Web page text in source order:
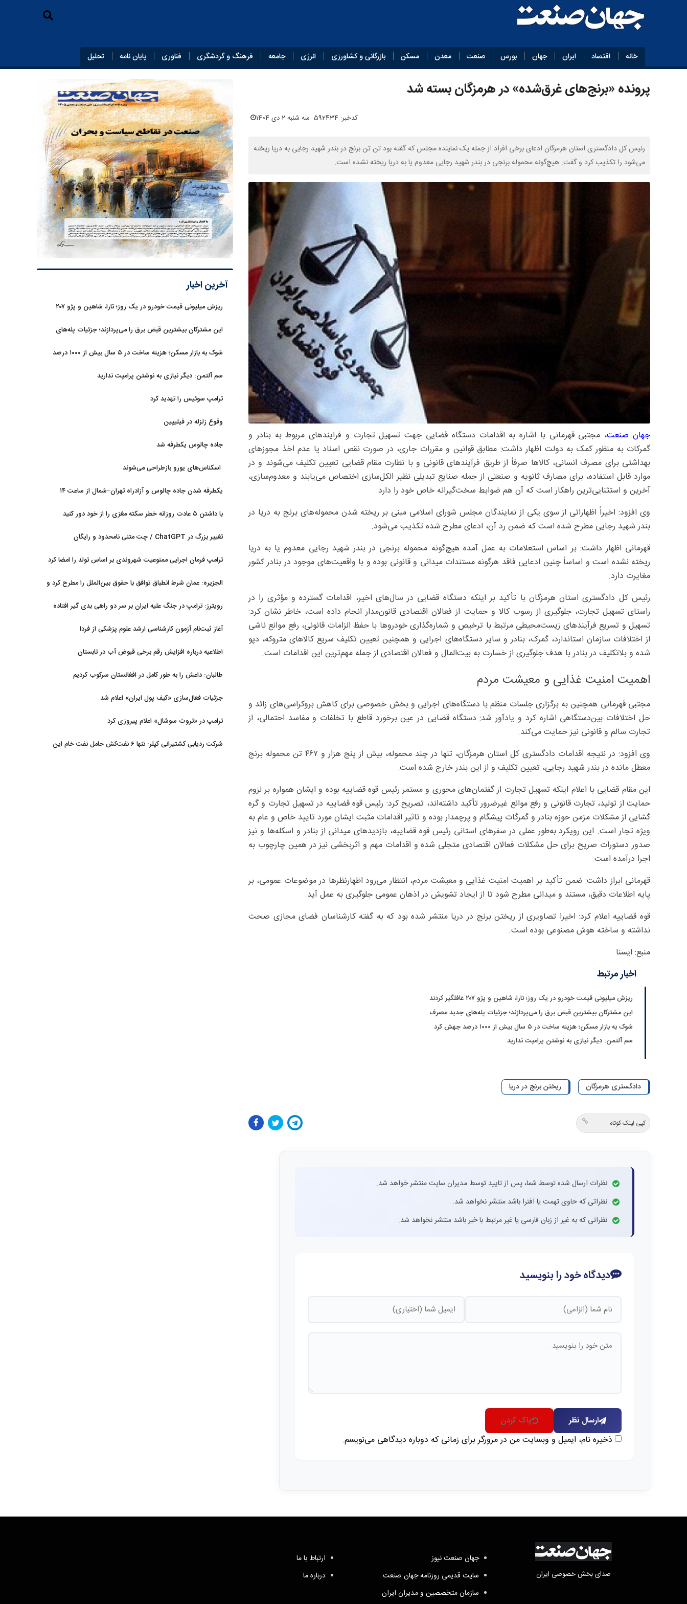
خانه اقتصاد ایران جهان بورس صنعت معدن مسکن بازرگانی و کشاورزی انرژی جامعه فرهنگ و گردشگری فناوری پایان‌ نامه تحلیل
پرونده «برنج‌های غرق‌شده» در هرمزگان بسته شد
کدخبر: 592434 سه شنبه 2 دی 1404
رئیس کل دادگستری استان هرمزگان ادعای برخی افراد از جمله یک نماینده مجلس که گفته بود تن تن برنج در بندر شهید رجایی به دریا ریخته
می‌شود را تکذیب کرد و گفت: هیچ‌گونه محموله برنجی در بندر شهید رجایی معدوم یا به دریا ریخته نشده است.
جهان صنعت، مجتبی قهرمانی با اشاره به اقدامات دستگاه قضایی جهت تسهیل تجارت و فرایندهای مربوط به بنادر و
گمرکات به منظور کمک به دولت اظهار داشت: مطابق قوانین و مقررات جاری، در صورت نقص اسناد یا عدم اخذ مجوزهای
بهداشتی برای مصرف انسانی، کالاها صرفاً از طریق فرآیندهای قانونی و با نظارت مقام قضایی تعیین تکلیف می‌شوند و در
موارد قابل استفاده، برای مصارف ثانویه و صنعتی از جمله صنایع تبدیلی نظیر الکل‌سازی اختصاص می‌یابند و معدوم‌سازی،
آخرین و استثنایی‌ترین راهکار است که آن هم ضوابط سخت‌گیرانه خاص خود را دارد.
وی افزود: اخیراً اظهاراتی از سوی یکی از نمایندگان مجلس شورای اسلامی مبنی بر ریخته شدن محموله‌های برنج به دریا در
بندر شهید رجایی مطرح شده است که ضمن رد آن، ادعای مطرح شده تکذیب می‌شود.
قهرمانی اظهار داشت: بر اساس استعلامات به عمل آمده هیچ‌گونه محموله برنجی در بندر شهید رجایی معدوم یا به دریا
ریخته نشده است و اساساً چنین ادعایی فاقد هرگونه مستندات میدانی و قانونی بوده و با واقعیت‌های موجود در بنادر کشور
مغایرت دارد.
رئیس کل دادگستری استان هرمزگان با تأکید بر اینکه دستگاه قضایی در سال‌های اخیر، اقدامات گسترده و مؤثری را در
راستای تسهیل تجارت، جلوگیری از رسوب کالا و حمایت از فعالان اقتصادی قانون‌مدار انجام داده است، خاطر نشان کرد:
تسهیل و تسریع فرآیندهای زیست‌محیطی مرتبط با ترخیص و شماره‌گذاری خودروها با حفظ الزامات قانونی، رفع موانع ناشی
از اختلافات سازمان استاندارد، گمرک، بنادر و سایر دستگاه‌های اجرایی و همچنین تعیین تکلیف سریع کالاهای متروکه، دپو
شده و بلاتکلیف در بنادر با هدف جلوگیری از خسارت به بیت‌المال و فعالان اقتصادی از جمله مهم‌ترین این اقدامات است.
اهمیت امنیت غذایی و معیشت مردم
مجتبی قهرمانی همچنین به برگزاری جلسات منظم با دستگاه‌های اجرایی و بخش خصوصی برای کاهش بروکراسی‌های زائد و
حل اختلافات بین‌دستگاهی اشاره کرد و یادآور شد: دستگاه قضایی در عین برخورد قاطع با تخلفات و مفاسد احتمالی، از
تجارت سالم و قانونی نیز حمایت می‌کند.
وی افزود: در نتیجه اقدامات دادگستری کل استان هرمزگان، تنها در چند محموله، بیش از پنج هزار و ۴۶۷ تن محموله برنج
معطل مانده در بندر شهید رجایی، تعیین تکلیف و از این بندر خارج شده است.
این مقام قضایی با اعلام اینکه تسهیل تجارت از گفتمان‌های محوری و مستمر رئیس قوه قضاییه بوده و ایشان همواره بر لزوم
حمایت از تولید، تجارت قانونی و رفع موانع غیرضرور تأکید داشته‌اند، تصریح کرد: رئیس قوه قضاییه در تسهیل تجارت و گره
گشایی از مشکلات مزمن حوزه بنادر و گمرگات پیشگام و پرچمدار بوده و تاثیر اقدامات مثبت ایشان مورد تایید خاص و عام به
ویژه تجار است. این رویکرد به‌طور عملی در سفرهای استانی رئیس قوه قضاییه، بازدیدهای میدانی از بنادر و اسکله‌ها و نیز
صدور دستورات صریح برای حل مشکلات فعالان اقتصادی متجلی شده و اقدامات مهم و اثربخشی نیز در همین چارچوب به
اجرا درآمده است.
قهرمانی ابراز داشت: ضمن تأکید بر اهمیت امنیت غذایی و معیشت مردم، انتظار می‌رود اظهارنظرها در موضوعات عمومی، بر
پایه اطلاعات دقیق، مستند و میدانی مطرح شود تا از ایجاد تشویش در اذهان عمومی جلوگیری به عمل آید.
قوه قضاییه اعلام کرد: اخیرا تصاویری از ریختن برنج در دریا منتشر شده بود که به گفته کارشناسان فضای مجازی صحت
نداشته و ساخته هوش مصنوعی بوده است.
منبع: ایسنا
اخبار مرتبط
ریزش میلیونی قیمت خودرو در یک روز؛ تارا، شاهین و پژو ۲۰۷ غافلگیر کردند
این مشترکان بیشترین قبض برق را می‌پردازند؛ جزئیات پله‌های جدید مصرف
شوک به بازار مسکن؛ هزینه ساخت در ۵ سال بیش از ۱۰۰۰ درصد جهش کرد
سم آلتمن: دیگر نیازی به نوشتن پرامپت ندارید
دادگستری هرمزگان ریختن برنج در دریا
کپی لینک کوتاه
نظرات ارسال شده توسط شما، پس از تایید توسط مدیران سایت منتشر خواهد شد.
نظراتی که حاوی تهمت یا افترا باشد منتشر نخواهد شد.
نظراتی که به غیر از زبان فارسی یا غیر مرتبط با خبر باشد منتشر نخواهد شد.
دیدگاه خود را بنویسید
ارسال نظر پاک کردن
ذخیره نام، ایمیل و وبسایت من در مرورگر برای زمانی که دوباره دیدگاهی می‌نویسم.
آخرین اخبار
ریزش میلیونی قیمت خودرو در یک روز؛ تارا، شاهین و پژو ۲۰۷
این مشترکان بیشترین قبض برق را می‌پردازند؛ جزئیات پله‌های
شوک به بازار مسکن؛ هزینه ساخت در ۵ سال بیش از ۱۰۰۰ درصد
سم آلتمن: دیگر نیازی به نوشتن پرامپت ندارید
ترامپ سوئیس را تهدید کرد
وقوع زلزله در فیلیپین
جاده چالوس یکطرفه شد
اسکناس‌های یورو بازطراحی می‌شوند
یکطرفه شدن جاده چالوس و آزادراه تهران–شمال از ساعت ۱۴
با داشتن ۵ عادت روزانه خطر سکته مغزی را از خود دور کنید
تغییر بزرگ در ChatGPT / چت متنی نامحدود و رایگان
ترامپ فرمان اجرایی ممنوعیت شهروندی بر اساس تولد را امضا کرد
الجزیره: عمان شرط انطباق توافق با حقوق بین‌الملل را مطرح کرد و
رویترز: ترامپ در جنگ علیه ایران بر سر دو راهی بدی گیر افتاده
آغاز ثبت‌نام‌ آزمون کارشناسی ارشد علوم پزشکی از فردا
اطلاعیه درباره افزایش رقم برخی قبوض آب در تابستان
طالبان: داعش را به طور کامل در افغانستان سرکوب کردیم
جزئیات فعال‌سازی «کیف پول ایران» اعلام شد
ترامپ در «تروث سوشال» اعلام پیروزی کرد
شرکت ردیابی کشتیرانی کپلر: تنها ۶ نفت‌کش حامل نفت خام این
صدای بخش خصوصی ایران
جهان صنعت نیوز
سایت قدیمی روزنامه جهان صنعت
سازمان متخصصین و مدیران ایران
ارتباط با ما
درباره ما